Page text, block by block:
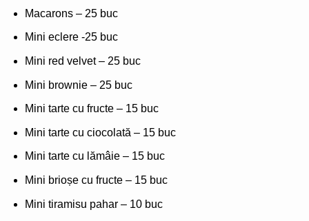
Macarons – 25 buc
Mini eclere -25 buc
Mini red velvet – 25 buc
Mini brownie – 25 buc
Mini tarte cu fructe – 15 buc
Mini tarte cu ciocolată – 15 buc
Mini tarte cu lămâie – 15 buc
Mini brioșe cu fructe – 15 buc
Mini tiramisu pahar – 10 buc